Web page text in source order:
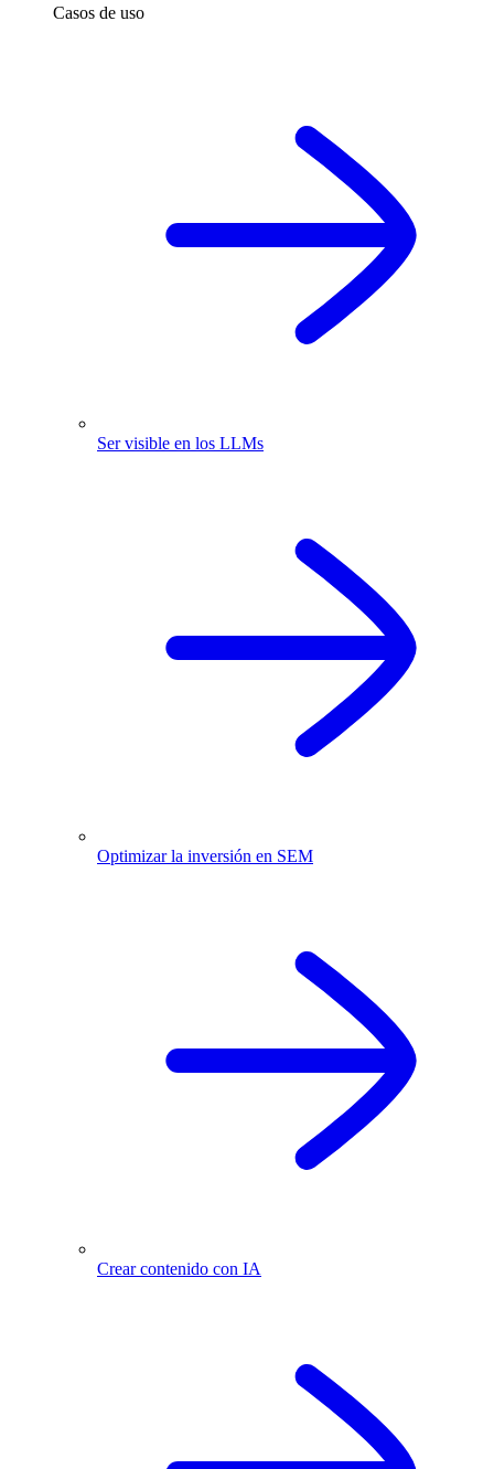
Casos de uso
Ser visible en los LLMs
Optimizar la inversión en SEM
Crear contenido con IA